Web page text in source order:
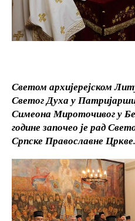
Светом архијерејском
Светог Духа у
Симеона Мироточивог у
године започео је рад
Српске Православне Цркве.